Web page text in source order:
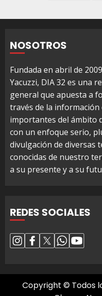
entradas
NOSOTROS
Fundada en abril de
Yacuzzi, DIA 32 es una
general que apuesta a
través de la
importantes del ámbito
con un enfoque serio,
divulgación de diversas
conocidas de nuestro
a su presente y a su
REDES SOCIALES
Copyright © Todos